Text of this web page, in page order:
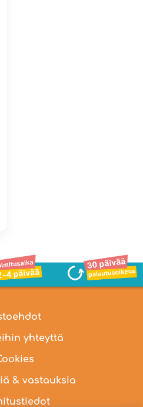
yhteyttä
& vastauksia